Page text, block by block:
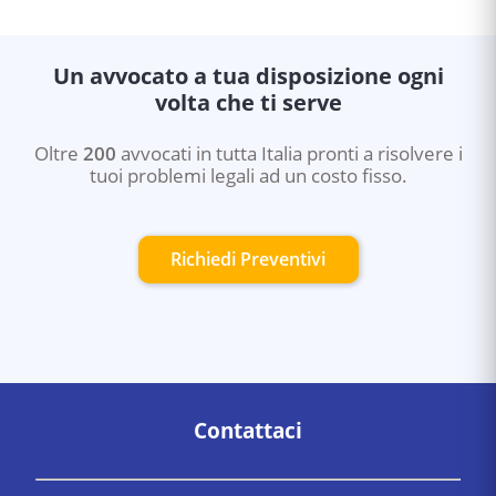
Un avvocato a tua disposizione ogni
volta che ti serve
Oltre 200 avvocati in tutta Italia pronti a risolvere i
tuoi problemi legali ad un costo fisso.
Richiedi Preventivi
Contattaci